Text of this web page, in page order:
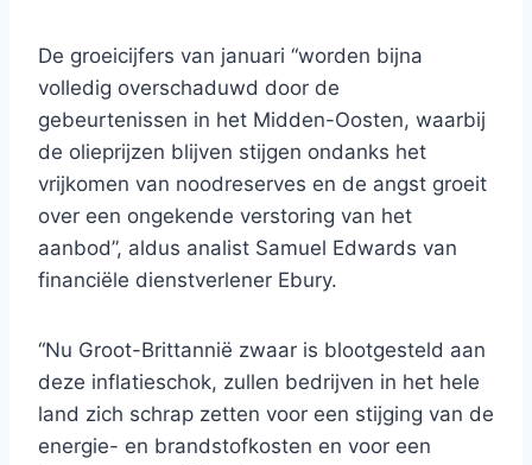
De groeicijfers van januari “worden bijna
volledig overschaduwd door de
gebeurtenissen in het Midden-Oosten, waarbij
de olieprijzen blijven stijgen ondanks het
vrijkomen van noodreserves en de angst groeit
over een ongekende verstoring van het
aanbod”, aldus analist Samuel Edwards van
financiële dienstverlener Ebury.
“Nu Groot-Brittannië zwaar is blootgesteld aan
deze inflatieschok, zullen bedrijven in het hele
land zich schrap zetten voor een stijging van de
energie- en brandstofkosten en voor een